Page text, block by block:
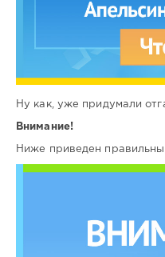
Ну как, уже придумали
Внимание!
Ниже приведен